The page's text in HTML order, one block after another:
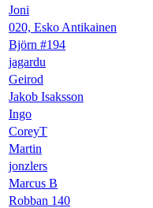
Joni
020, Esko Antikainen
Björn #194
jagardu
Geirod
Jakob Isaksson
Ingo
CoreyT
Martin
jonzlers
Marcus B
Robban 140